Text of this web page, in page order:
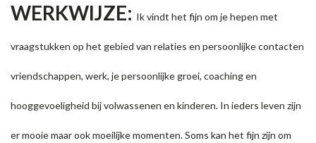
WERKWIJZE: Ik vindt het fijn om je hepen met
vraagstukken op het gebied van relaties en persoonlijke contacten
vriendschappen, werk, je persoonlijke groei, coaching en
hooggevoeligheid bij volwassenen en kinderen. In ieders leven zijn
er mooie maar ook moeilijke momenten. Soms kan het fijn zijn om